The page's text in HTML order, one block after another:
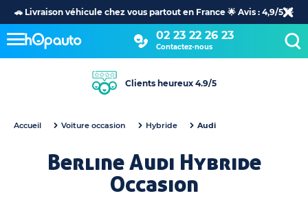
🚗 Livraison véhicule chez vous partout en France 🌟 Avis : 4,9/5 🌟
02 23 22 26 23
Contactez-nous
Clients heureux 4.9/5
Accueil Voiture occasion Hybride Audi
Berline Audi Hybride
Occasion